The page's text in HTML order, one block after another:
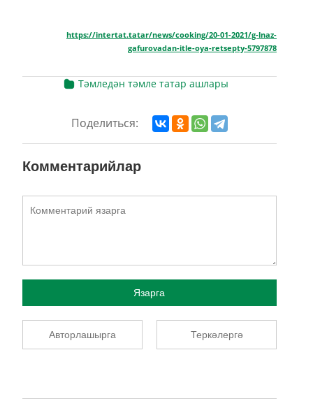
https://intertat.tatar/news/cooking/20-01-2021/g-lnaz-
gafurovadan-itle-oya-retsepty-5797878
Тәмледән тәмле татар ашлары
Поделиться:
Комментарийлар
Язарга
Авторлашырга Теркәлергә